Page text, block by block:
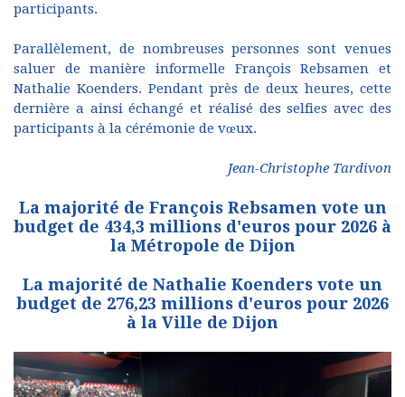
participants.
Parallèlement, de nombreuses personnes sont venues
saluer de manière informelle François Rebsamen et
Nathalie Koenders. Pendant près de deux heures, cette
dernière a ainsi échangé et réalisé des selfies avec des
participants à la cérémonie de vœux.
Jean-Christophe Tardivon
La majorité de François Rebsamen vote un
budget de 434,3 millions d'euros pour 2026 à
la Métropole de Dijon
La majorité de Nathalie Koenders vote un
budget de 276,23 millions d'euros pour 2026
à la Ville de Dijon